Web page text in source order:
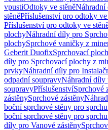
vpustiOdtoky ve stěně
stěněPříslušenství pro odtoky ve
Příslušenství pro odtoky ve
plochyNáhradní díly pro
plochySprchové vaničky z
Geberit DuofixSprchovací
díly pro Sprchovací plochy z
prvkyNáhradní díly pro
odpadní soupravyNáhradní díly
soupravyPříslušenstvíSprchové
zástěnySprchové zástěny
boční sprchové stěny pro
boční sprchové stěny pro
díly pro Vanové zástěny